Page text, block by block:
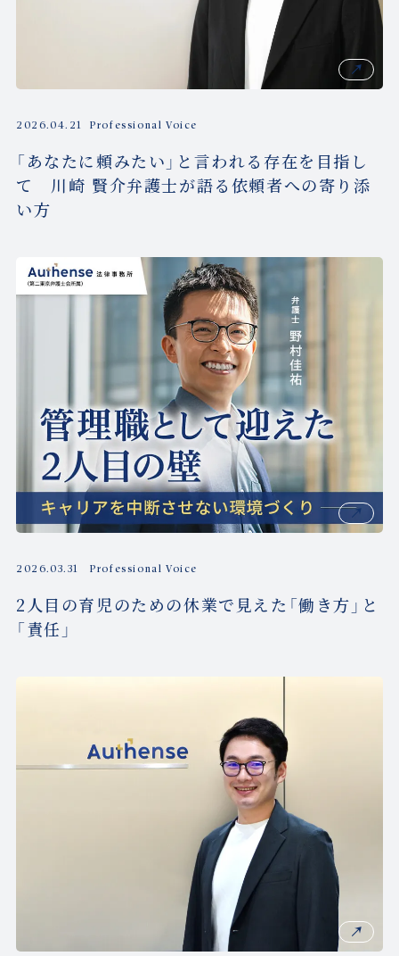
2026.04.21 Professional Voice
「あなたに頼みたい」と言われる存在を目指し
て 川崎 賢介弁護士が語る依頼者への寄り添
い方
2026.03.31 Professional Voice
2人目の育児のための休業で見えた「働き方」と
「責任」